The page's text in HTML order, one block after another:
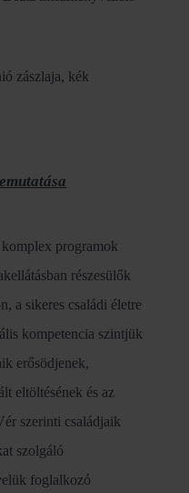
programok
részesülők
a sikeres családi életre
kompetencia szintjük
erősödjenek,
eltöltésének és az
szerinti családjaik
szolgáló
foglalkozó